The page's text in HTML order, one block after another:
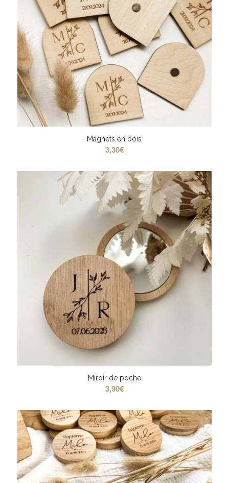
Magnets en bois
3,30€
Miroir de poche
3,90€